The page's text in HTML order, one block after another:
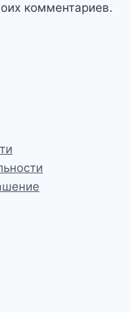
комментариев.